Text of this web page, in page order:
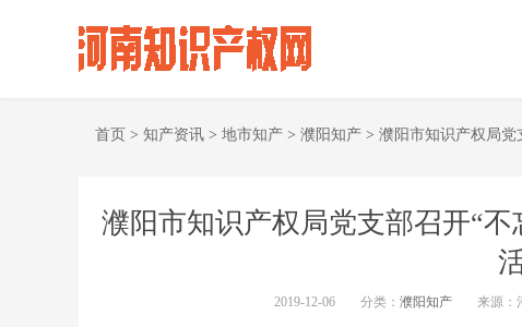
首页 > 知产资讯 > 地市知产 > 濮阳知产 > 濮阳市知识产权局党
濮阳市知识产权局党支部召开“
2019-12-06 分类： 濮阳知产 来源：